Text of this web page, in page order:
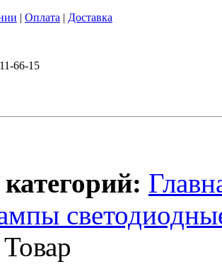
| Оплата | Доставка
66-15